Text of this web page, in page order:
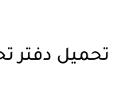
تحميل دفتر